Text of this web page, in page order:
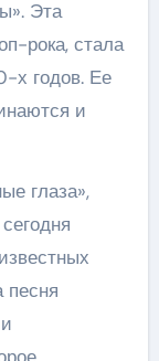
Эта
рока, стала
х годов. Ее
и
глаза»,
песня